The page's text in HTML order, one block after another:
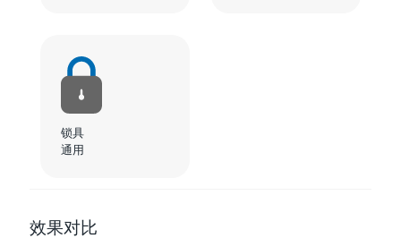
锁具
通用
效果对比